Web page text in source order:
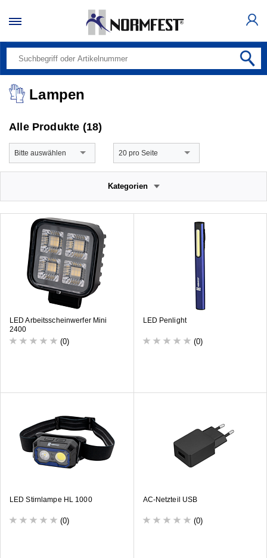
Lampen
Alle Produkte (18)
Bitte auswählen 20 pro Seite
Kategorien
LED Arbeitsscheinwerfer Mini
2400
(0)
LED Penlight
(0)
LED Stirnlampe HL 1000
(0)
AC-Netzteil USB
(0)